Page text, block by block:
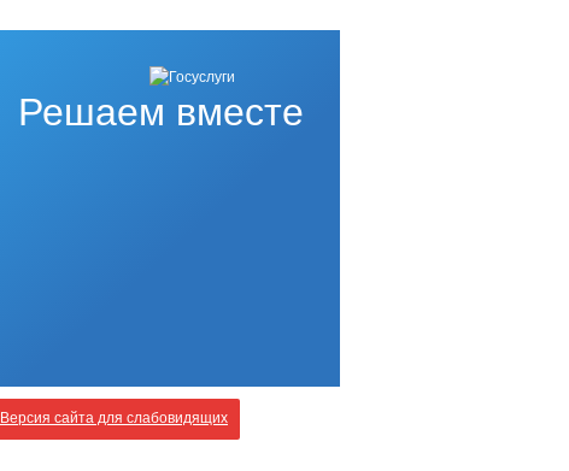
Решаем вместе
Версия сайта для слабовидящих